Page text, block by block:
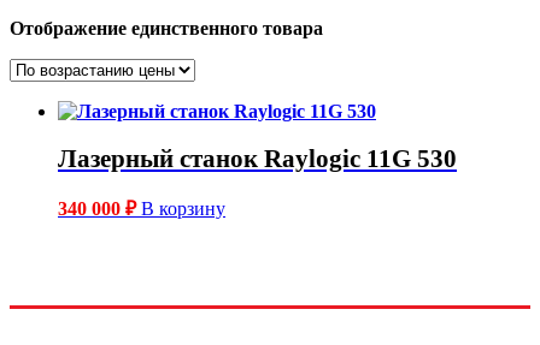
Отображение единственного товара
Лазерный станок Raylogic 11G 530
340 000 ₽ В корзину